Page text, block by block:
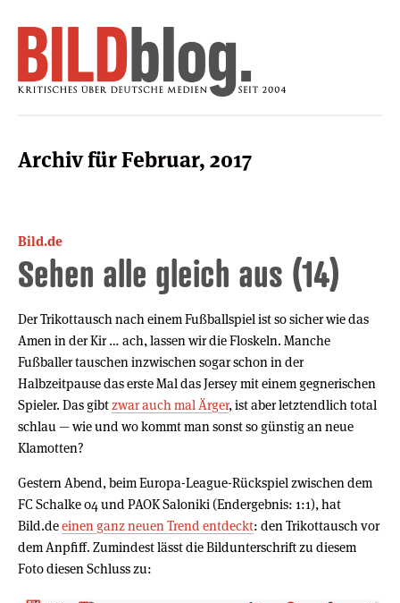
Archiv für Februar, 2017
Bild.de
Sehen alle gleich aus (14)
Der Trikottausch nach einem Fußballspiel ist so sicher wie das
Amen in der Kir … ach, lassen wir die Floskeln. Manche
Fußballer tauschen inzwischen sogar schon in der
Halbzeitpause das erste Mal das Jersey mit einem gegnerischen
Spieler. Das gibt zwar auch mal Ärger, ist aber letztendlich total
schlau — wie und wo kommt man sonst so günstig an neue
Klamotten?
Gestern Abend, beim Europa-League-Rückspiel zwischen dem
FC Schalke 04 und PAOK Saloniki (Endergebnis: 1:1), hat
Bild.deeinen ganz neuen Trend entdeckt: den Trikottausch vor
dem Anpfiff. Zumindest lässt die Bildunterschrift zu diesem
Foto diesen Schluss zu: